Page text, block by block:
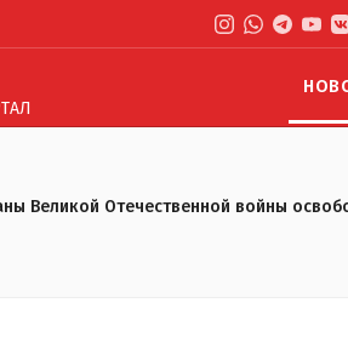
Великой Отечественной войны